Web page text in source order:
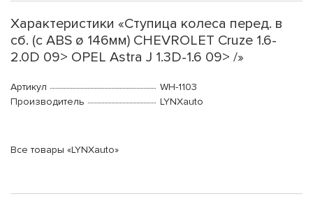
Характеристики «Ступица колеса перед. в
сб. (с ABS ø 146мм) CHEVROLET Cruze 1.6-
2.0D 09> OPEL Astra J 1.3D-1.6 09> /»
Артикул
WH-1103
Производитель
LYNXauto
Все товары «LYNXauto»